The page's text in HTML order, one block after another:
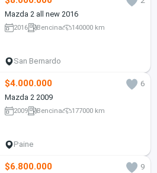
Mazda 2 all new 2016
2016 Bencina 140000 km
San Bernardo
$4.000.000
6
Mazda 2 2009
2009 Bencina 177000 km
Paine
$6.800.000
9